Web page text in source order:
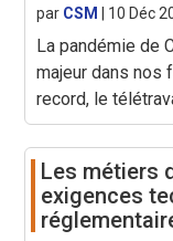
par CSM 10 Déc
La pandémie de
majeur dans nos
record, le
Les métiers
exigences